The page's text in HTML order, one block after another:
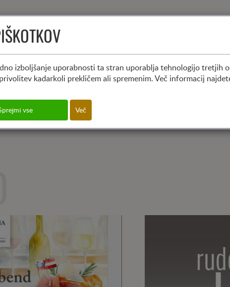
izboljšanje uporabnosti ta stran uporablja tehnologijo tretjih
kadarkoli prekličem ali spremenim. Več informacij
vse Več